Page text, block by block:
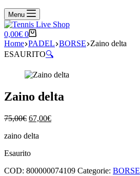
Menu
Carrello
0,00€ 0
Home PADEL BORSE Zaino delta
ESAURITO🔍
Zaino delta
75,00€ Il
originale
75,00€.
67,00€Il
zaino delta
Esaurito
COD: 800000074109 Categorie: BORSE